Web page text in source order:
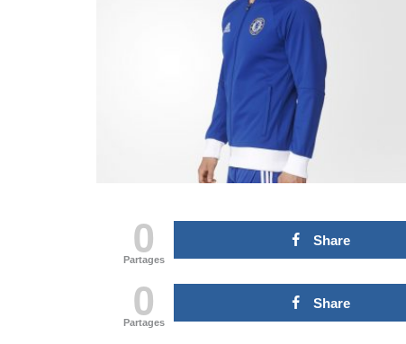
0
Partages
Share
0
Partages
Share